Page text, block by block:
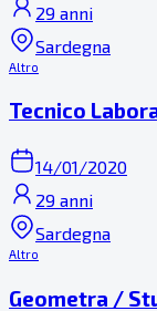
29 anni
Sardegna
Altro
Tecnico
14/01/2020
29 anni
Sardegna
Altro
Geometra /